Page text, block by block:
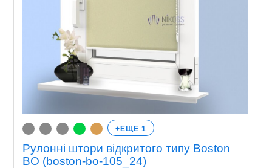
+ЕЩЕ 1
Рулонні штори відкритого типу Boston
BO (boston-bo-105_24)